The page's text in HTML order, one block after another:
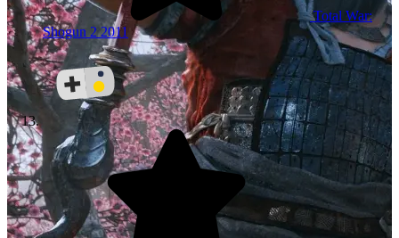
Total War:
Shogun 22011